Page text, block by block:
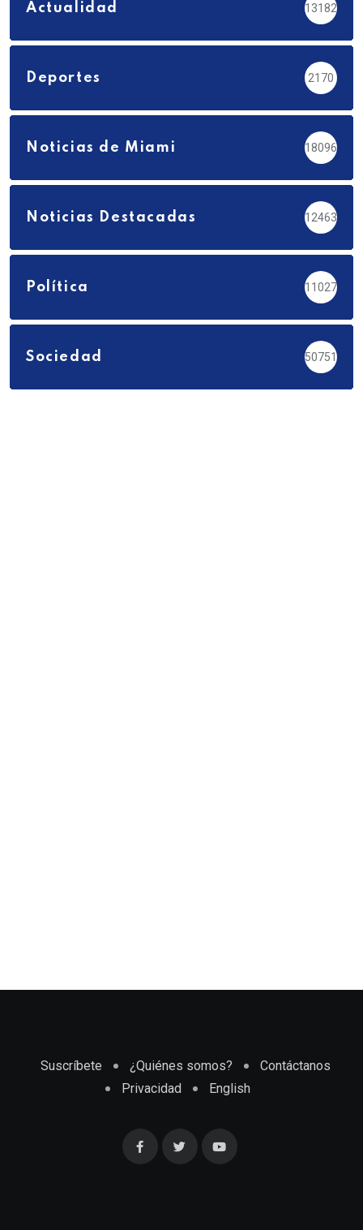
Actualidad 13182
Deportes 2170
Noticias de Miami 18096
Noticias Destacadas 12463
Política 11027
Sociedad 50751
Suscríbete ¿Quiénes somos?
Contáctanos
Privacidad
English